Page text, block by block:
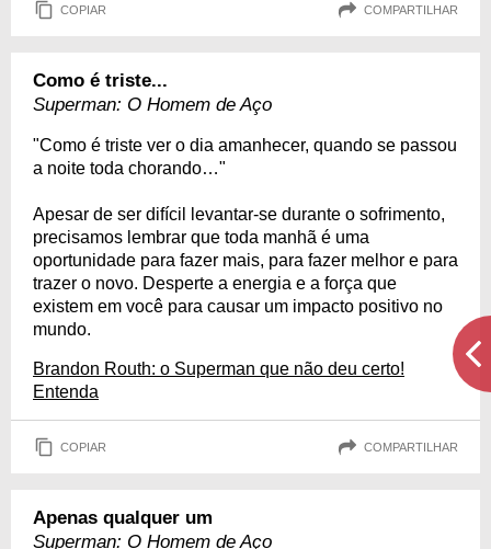
COPIAR COMPARTILHAR
Como é triste...
Superman: O Homem de Aço
"Como é triste ver o dia amanhecer, quando se passou
a noite toda chorando…"
Apesar de ser difícil levantar-se durante o sofrimento,
precisamos lembrar que toda manhã é uma
oportunidade para fazer mais, para fazer melhor e para
trazer o novo. Desperte a energia e a força que
existem em você para causar um impacto positivo no
mundo.
Brandon Routh: o Superman que não deu certo!
Entenda
COPIAR COMPARTILHAR
Apenas qualquer um
Superman: O Homem de Aço